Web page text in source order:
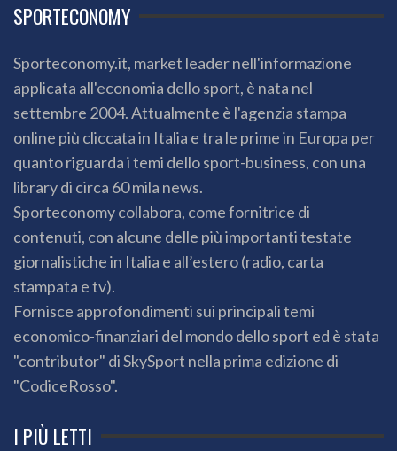
SPORTECONOMY
Sporteconomy.it, market leader nell'informazione
applicata all'economia dello sport, è nata nel
settembre 2004. Attualmente è l'agenzia stampa
online più cliccata in Italia e tra le prime in Europa per
quanto riguarda i temi dello sport-business, con una
library di circa 60 mila news.
Sporteconomy collabora, come fornitrice di
contenuti, con alcune delle più importanti testate
giornalistiche in Italia e all’estero (radio, carta
stampata e tv).
Fornisce approfondimenti sui principali temi
economico-finanziari del mondo dello sport ed è stata
"contributor" di SkySport nella prima edizione di
"CodiceRosso".
I PIÙ LETTI